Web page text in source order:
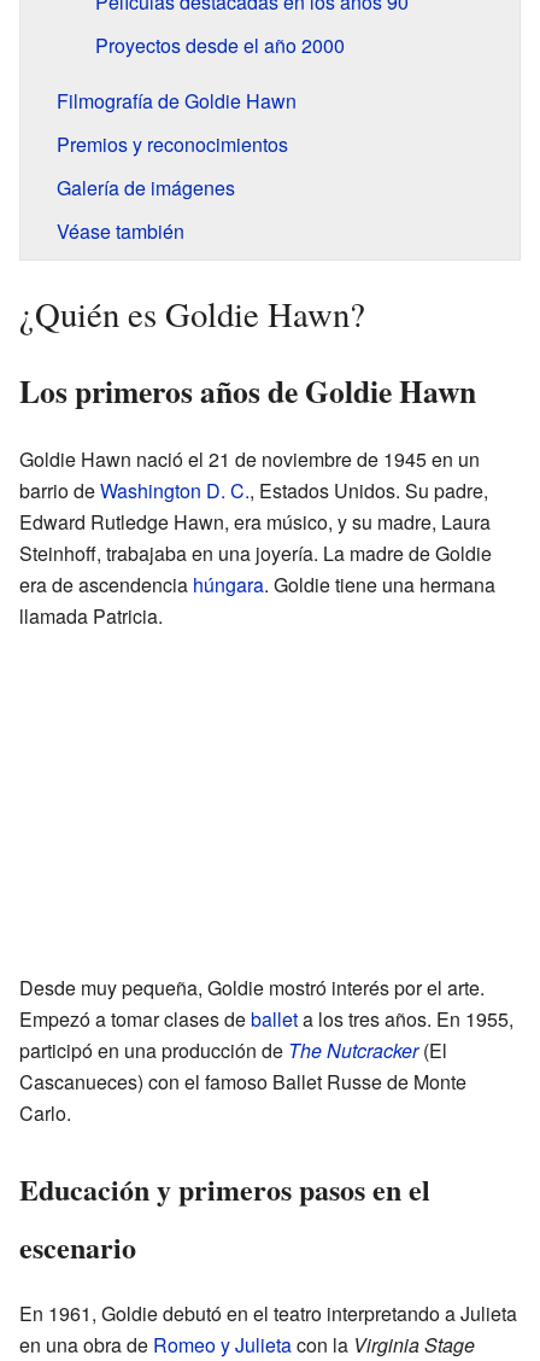
Proyectos desde el año 2000
Filmografía de Goldie Hawn
Premios y reconocimientos
Galería de imágenes
Véase también
¿Quién es Goldie Hawn?
Los primeros años de Goldie Hawn
Goldie Hawn nació el 21 de noviembre de 1945 en un
barrio deWashington D. C., Estados Unidos. Su padre,
Edward Rutledge Hawn, era músico, y su madre, Laura
Steinhoff, trabajaba en una joyería. La madre de Goldie
era de ascendencia húngara. Goldie tiene una hermana
llamada Patricia.
Desde muy pequeña, Goldie mostró interés por el arte.
Empezó a tomar clases deballeta los tres años. En 1955,
participó en una producción de The Nutcracker(El
Cascanueces) con el famoso Ballet Russe de Monte
Carlo.
Educación y primeros pasos en el
escenario
En 1961, Goldie debutó en el teatro interpretando a Julieta
en una obra de Romeo y Julietacon la Virginia Stage